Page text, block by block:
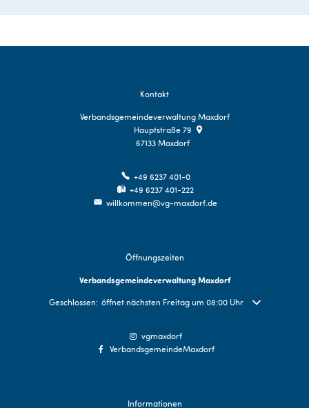
Kontakt
Verbandsgemeindeverwaltung Maxdorf
Hauptstraße 79
67133 Maxdorf
+49 6237 401-0
+49 6237 401-222
willkommen@vg-maxdorf.de
Öffnungszeiten
Verbandsgemeindeverwaltung Maxdorf
Klicken, um weitere Öffnungs- oder Schließzeiten auszublenden
Geschlossen: öffnet nächsten Freitag um 08:00 Uhr
vgmaxdorf
VerbandsgemeindeMaxdorf
Informationen